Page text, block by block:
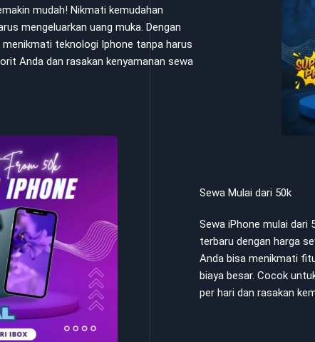
mudah! Nikmati kemudahan
mengeluarkan uang muka. Dengan
teknologi Iphone tanpa harus
Anda dan rasakan kenyamanan sewa
Sewa Mulai dari 50k
Sewa iPhone mulai dari
terbaru dengan harga
Anda bisa menikmati
biaya besar. Cocok
per hari dan rasakan